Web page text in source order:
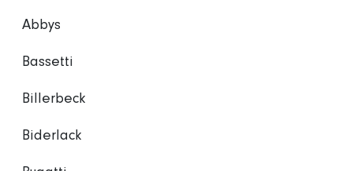
Abbys
Bassetti
Billerbeck
Biderlack